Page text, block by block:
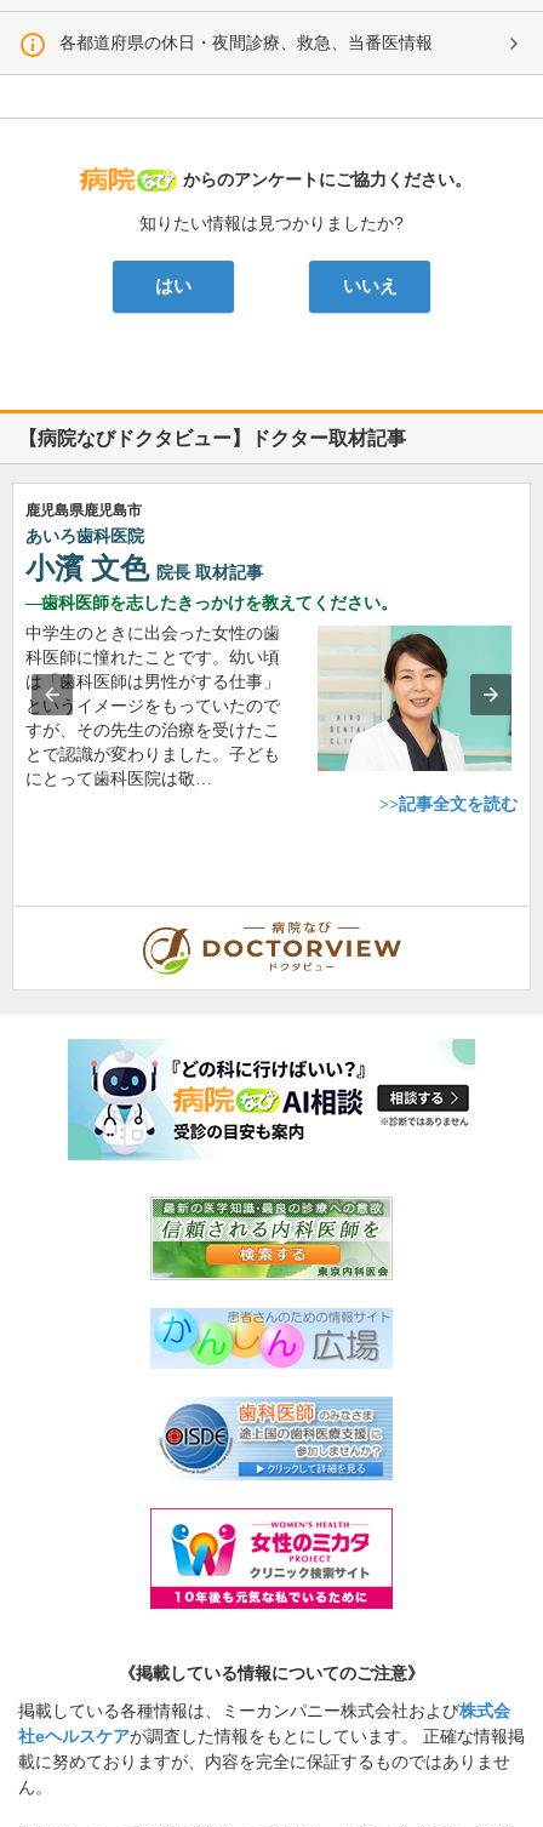
各都道府県の休日・夜間診療、救急、当番医情報
病院なび
からのアンケートにご協力ください。
知りたい情報は見つかりましたか?
はい いいえ
【病院なびドクタビュー】ドクター取材記事
鹿児島県鹿児島市
あいろ歯科医院
小濱 文色 院長 取材記事
歯科医師を志したきっかけを教えてください。
中学生のときに出会った女性の歯
科医師に憧れたことです。幼い頃
は「歯科医師は男性がする仕事」
というイメージをもっていたので
すが、その先生の治療を受けたこ
とで認識が変わりました。子ども
にとって歯科医院は敬…
>>記事全文を読む
《掲載している情報についてのご注意》
掲載している各種情報は、ミーカンパニー株式会社および株式会
社eヘルスケアが調査した情報をもとにしています。 正確な情報掲
載に努めておりますが、内容を完全に保証するものではありませ
ん。